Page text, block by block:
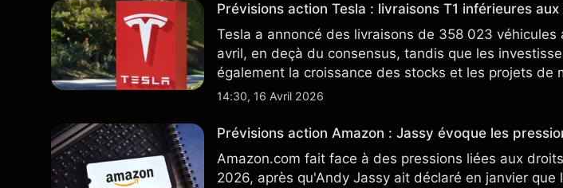
Prévisions action Tesla : livraisons T1 inférieures
Tesla a annoncé des livraisons de 358 023 véhicules
avril, en deçà du consensus, tandis que les
également la croissance des stocks et les projets de
moindre coût, dont un nouveau SUV. Découvrez les
14:30, 16 Avril 2026
Prévisions action Amazon : Jassy évoque les
Amazon.com fait face à des pressions liées aux
2026, après qu'Andy Jassy ait déclaré en janvier que